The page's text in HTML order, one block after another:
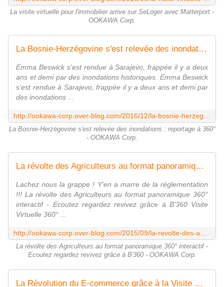
La visite virtuelle pour l'immobilier arrive sur SeLoger avec Matterport -
OOKAWA Corp.
La Bosnie-Herzégovine s'est relevée des inondations : reportage à 360° - OOKAWA Corp.
Emma Beswick s'est rendue à Sarajevo, frappée il y a deux
ans et demi par des inondations historiques. Emma Beswick
s'est rendue à Sarajevo, frappée il y a deux ans et demi par
des inondations ...
La Bosnie-Herzégovine s'est relevée des inondations : reportage à 360°
- OOKAWA Corp.
La révolte des Agriculteurs au format panoramique 360° interactif - Ecoutez regardez revivez grâce à B'360 - OOKAWA Corp.
Lachez nous la grappe ! Y'en a marre de la réglementation
!!! La révolte des Agriculteurs au format panoramique 360°
interactif - Ecoutez regardez revivez grâce à B'360 Visite
Virtuelle 360° ...
La révolte des Agriculteurs au format panoramique 360° interactif -
Ecoutez regardez revivez grâce à B'360 - OOKAWA Corp.
La Révolution du E-commerce grâce à la Visite Virtuelle et le Web-to-store par B'360 - OOKAWA Corp.